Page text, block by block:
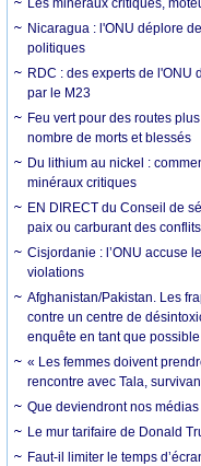
Les minéraux critiques,
Nicaragua : l'ONU déplore
politiques
RDC : des experts de l'ONU
par le M23
Feu vert pour des routes
nombre de morts et blessés
Du lithium au nickel :
minéraux critiques
EN DIRECT du Conseil de
paix ou carburant des
Cisjordanie : l’ONU accuse
violations
Afghanistan/Pakistan. Les
contre un centre de
enquête en tant que
« Les femmes doivent
rencontre avec Tala,
Que deviendront nos médias
Le mur tarifaire de Donald
Faut-il limiter le temps